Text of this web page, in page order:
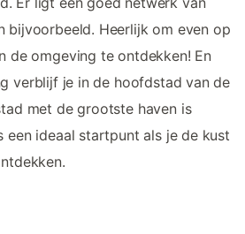
bijvoorbeeld. Heerlijk om even op
de omgeving te ontdekken! En
verblijf je in de hoofdstad van de
met de grootste haven is
een ideaal startpunt als je de kust